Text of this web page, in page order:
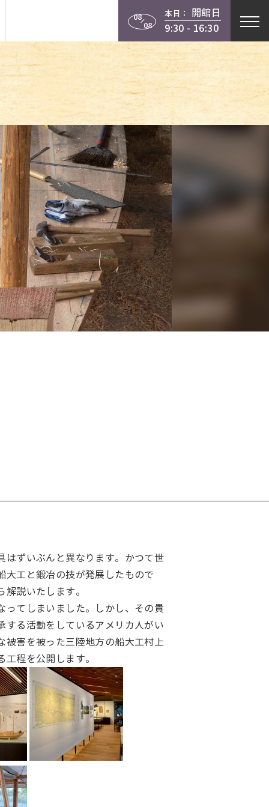
youtube
08
08
本日：
開館日
9:30 - 16:30
当館について
はずいぶんと異なります。かつて世
大工と鍛冶の技が発展したもので
説いたします。
ってしまいました。しかし、その貴
する活動をしているアメリカ人がい
被害を被った三陸地方の船大工村上
程を公開します。